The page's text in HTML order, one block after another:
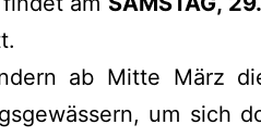
ab Mitte März
um sich